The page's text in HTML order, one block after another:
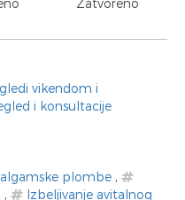
Zatvoreno
vikendom i
i konsultacije
plombe ,
, Izbeljivanje avitalnog